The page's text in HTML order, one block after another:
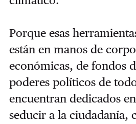
Porque esas
están en manos de
económicas, de fondos
poderes políticos de
encuentran dedicados
seducir a la ciudadanía,